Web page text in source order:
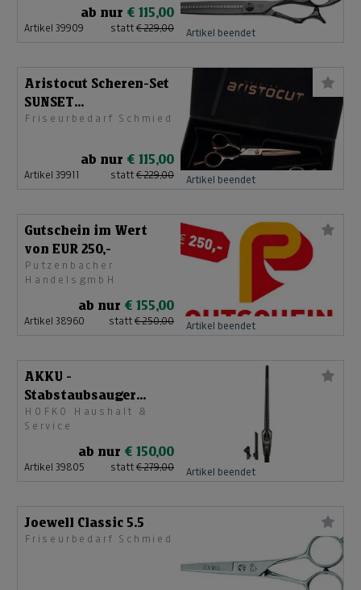
ab nur € 115,00
Artikel 39909 statt € 229,00 Artikel beendet
Aristocut Scheren-Set
SUNSET
6,0+Effilierschere
Friseurbedarf Schmied
ab nur € 115,00
Artikel 39911 statt € 229,00 Artikel beendet
Gutschein im Wert
von EUR 250,-
Putzenbacher
HandelsgmbH
ab nur € 155,00
Artikel 38960 statt € 250,00 Artikel beendet
AKKU -
Stabstaubsauger
SVC216110FSIIBKA
HOFKO Haushalt &
Service
ab nur € 150,00
Artikel 39805 statt € 279,00 Artikel beendet
Joewell Classic 5.5
Friseurbedarf Schmied